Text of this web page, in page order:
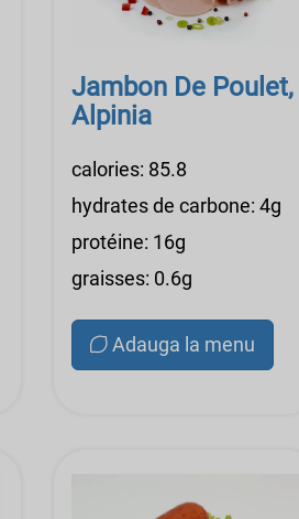
Jambon De Poulet,
Alpinia
calories: 85.8
hydrates de carbone: 4g
protéine: 16g
graisses: 0.6g
Adauga la menu